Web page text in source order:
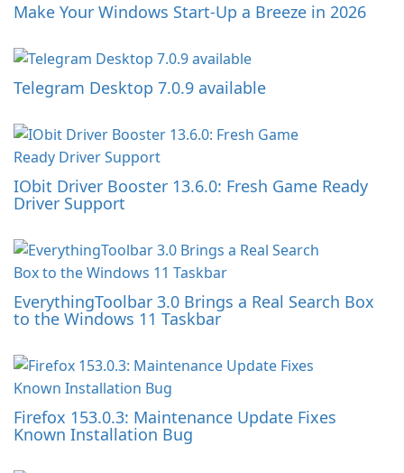
Make Your Windows Start-Up a Breeze in 2026
Telegram Desktop 7.0.9 available
IObit Driver Booster 13.6.0: Fresh Game Ready
Driver Support
EverythingToolbar 3.0 Brings a Real Search Box
to the Windows 11 Taskbar
Firefox 153.0.3: Maintenance Update Fixes
Known Installation Bug